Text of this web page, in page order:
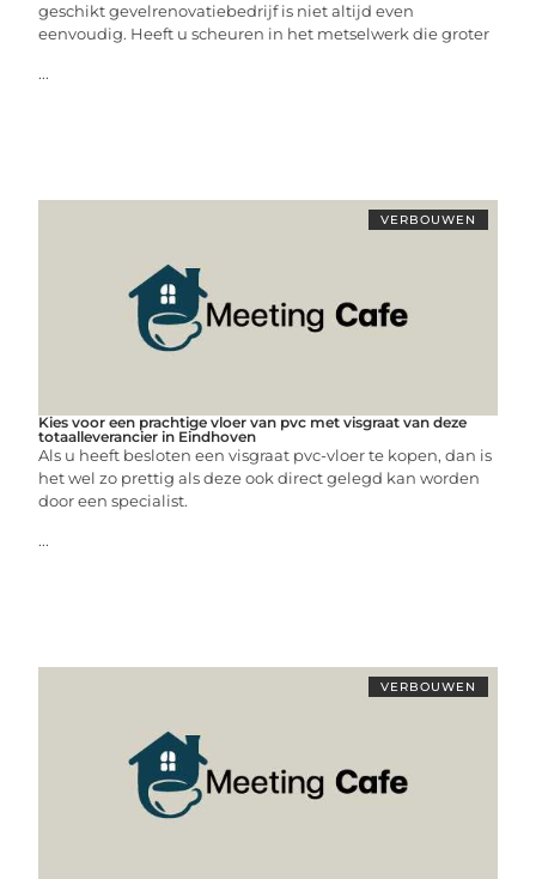
geschikt gevelrenovatiebedrijf is niet altijd even
eenvoudig. Heeft u scheuren in het metselwerk die groter
...
VERBOUWEN
Kies voor een prachtige vloer van pvc met visgraat van deze
totaalleverancier in Eindhoven
Als u heeft besloten een visgraat pvc-vloer te kopen, dan is
het wel zo prettig als deze ook direct gelegd kan worden
door een specialist.
...
VERBOUWEN